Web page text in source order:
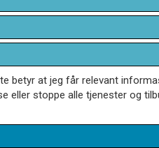
betyr at jeg får relevant
eller stoppe alle tjenester og